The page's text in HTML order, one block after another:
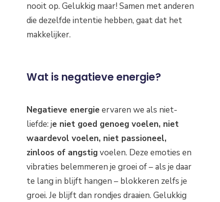
nooit op. Gelukkig maar! Samen met anderen
die dezelfde intentie hebben, gaat dat het
makkelijker.
Wat is negatieve energie?
Negatieve energieervaren we als niet-
liefde: je niet goed genoeg voelen, niet
waardevol voelen, niet passioneel,
zinloos of angstigvoelen. Deze emoties en
vibraties belemmeren je groei of – als je daar
te lang in blijft hangen – blokkeren zelfs je
groei. Je blijft dan rondjes draaien. Gelukkig